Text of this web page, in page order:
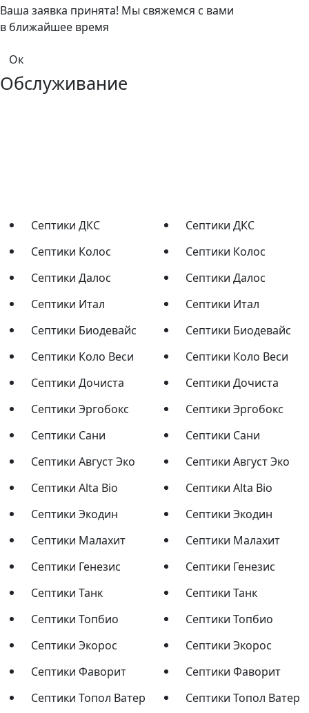
Ваша заявка принята! Мы свяжемся с вами
в ближайшее время
Ок
Обслуживание
Септики ДКС
Септики Колос
Септики Далос
Септики Итал
Септики Биодевайс
Септики Коло Веси
Септики Дочиста
Септики Эргобокс
Септики Сани
Септики Август Эко
Септики Alta Bio
Септики Экодин
Септики Малахит
Септики Генезис
Септики Танк
Септики Топбио
Септики Экорос
Септики Фаворит
Септики Топол Ватер
Септики ДКС
Септики Колос
Септики Далос
Септики Итал
Септики Биодевайс
Септики Коло Веси
Септики Дочиста
Септики Эргобокс
Септики Сани
Септики Август Эко
Септики Alta Bio
Септики Экодин
Септики Малахит
Септики Генезис
Септики Танк
Септики Топбио
Септики Экорос
Септики Фаворит
Септики Топол Ватер